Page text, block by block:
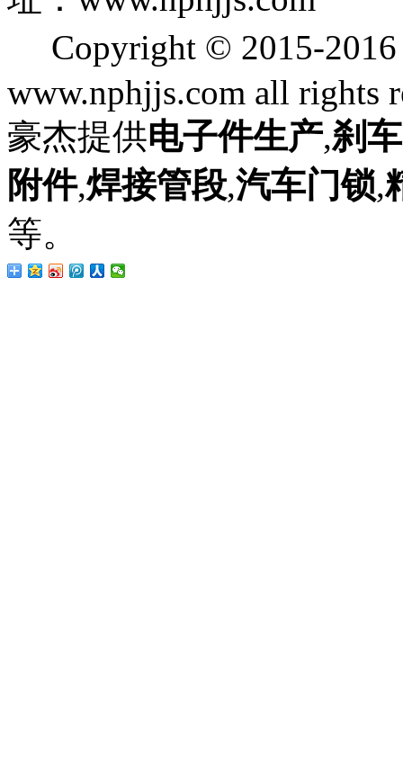
Copyright © 2015-
www.nphjjs.com all rights
豪杰提供电子件生产,刹
附件,焊接管段,汽车门锁,
等。